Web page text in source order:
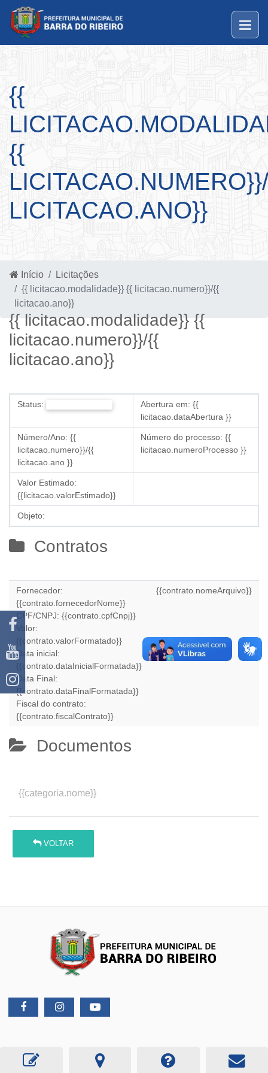
{{
{{
LICITACAO.ANO}}
Início
Licitações
{{ licitacao.modalidade}} {{ licitacao.numero}}/{{
licitacao.ano}}
{{ licitacao.modalidade}} {{
licitacao.numero}}/{{
licitacao.ano}}
Status: Abertura em: {{
licitacao.dataAbertura }}
Número/Ano: {{
licitacao.numero}}/{{
licitacao.ano }}
Número do processo: {{
licitacao.numeroProcesso }}
Valor Estimado:
{{licitacao.valorEstimado}}
Objeto:
Contratos
Fornecedor:
{{contrato.fornecedorNome}}
CPF/CNPJ: {{contrato.cpfCnpj}}
Valor:
{{contrato.valorFormatado}}
Data inicial:
{{contrato.dataInicialFormatada}}
Data Final:
{{contrato.dataFinalFormatada}}
Fiscal do contrato:
{{contrato.fiscalContrato}}
{{contrato.nomeArquivo}}
Documentos
{{categoria.nome}}
VOLTAR